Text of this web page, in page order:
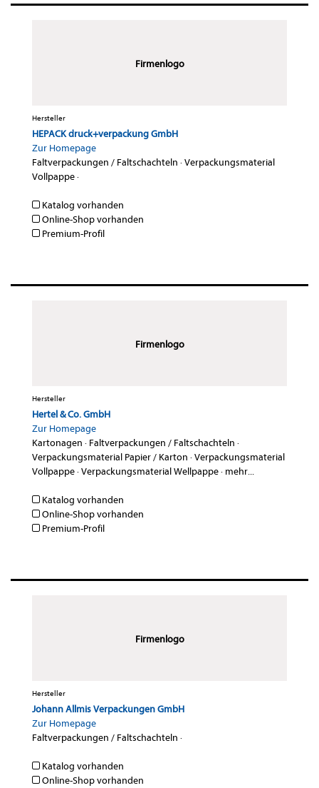
Firmenlogo
Hersteller
HEPACK druck+verpackung GmbH
Zur Homepage
Faltverpackungen / Faltschachteln ·Verpackungsmaterial
Vollpappe·
Katalog vorhanden
Online-Shop vorhanden
Premium-Profil
Firmenlogo
Hersteller
Hertel & Co. GmbH
Zur Homepage
Kartonagen · Faltverpackungen / Faltschachteln ·
Verpackungsmaterial Papier / Karton ·Verpackungsmaterial
Vollpappe·Verpackungsmaterial Wellpappe· mehr...
Katalog vorhanden
Online-Shop vorhanden
Premium-Profil
Firmenlogo
Hersteller
Johann Allmis Verpackungen GmbH
Zur Homepage
Faltverpackungen / Faltschachteln ·
Katalog vorhanden
Online-Shop vorhanden